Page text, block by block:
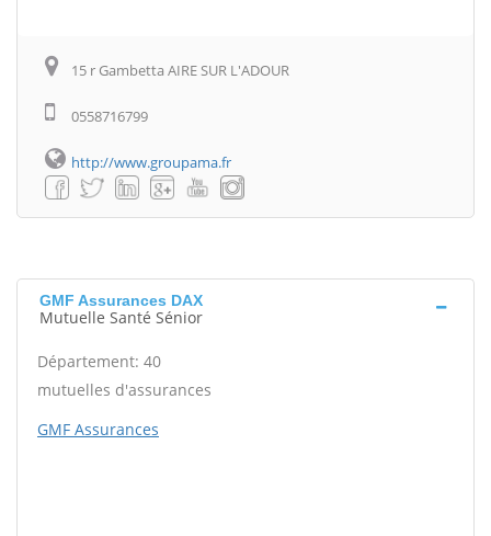
15 r Gambetta AIRE SUR L'ADOUR
0558716799
http://www.groupama.fr
GMF Assurances DAX
Mutuelle Santé Sénior
Département: 40
mutuelles d'assurances
GMF Assurances